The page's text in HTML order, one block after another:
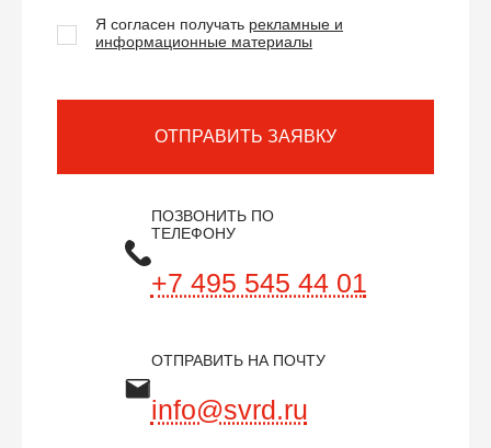
Я согласен получать рекламные и
информационные материалы
ОТПРАВИТЬ ЗАЯВКУ
ПОЗВОНИТЬ ПО
ТЕЛЕФОНУ
+7 495 545 44 01
ОТПРАВИТЬ НА ПОЧТУ
info@svrd.ru